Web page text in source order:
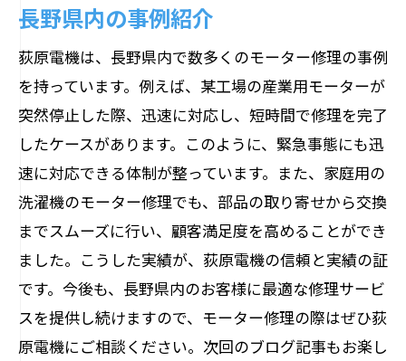
長野県内の事例紹介
荻原電機は、長野県内で数多くのモーター修理の事例
を持っています。例えば、某工場の産業用モーターが
突然停止した際、迅速に対応し、短時間で修理を完了
したケースがあります。このように、緊急事態にも迅
速に対応できる体制が整っています。また、家庭用の
洗濯機のモーター修理でも、部品の取り寄せから交換
までスムーズに行い、顧客満足度を高めることができ
ました。こうした実績が、荻原電機の信頼と実績の証
です。今後も、長野県内のお客様に最適な修理サービ
スを提供し続けますので、モーター修理の際はぜひ荻
原電機にご相談ください。次回のブログ記事もお楽し